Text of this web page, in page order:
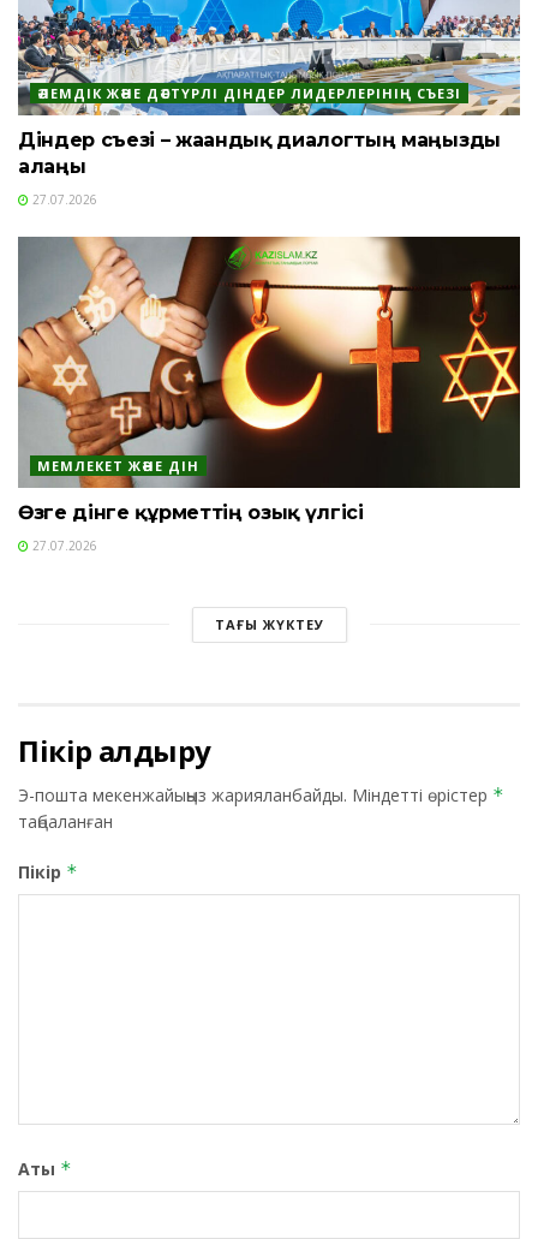
ӘЛЕМДІК ЖӘНЕ ДӘСТҮРЛІ ДІНДЕР ЛИДЕРЛЕРІНІҢ СЪЕЗІ
Діндер съезі – жаһандық диалогтың маңызды
алаңы
27.07.2026
МЕМЛЕКЕТ ЖӘНЕ ДІН
Өзге дінге құрметтің озық үлгісі
27.07.2026
ТАҒЫ ЖҮКТЕУ
Пікір қалдыру
Э-пошта мекенжайыңыз жарияланбайды. Міндетті өрістер *
таңбаланған
Пікір *
Аты *